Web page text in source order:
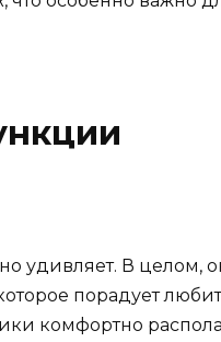
удивляет. В целом,
порадует
комфортно